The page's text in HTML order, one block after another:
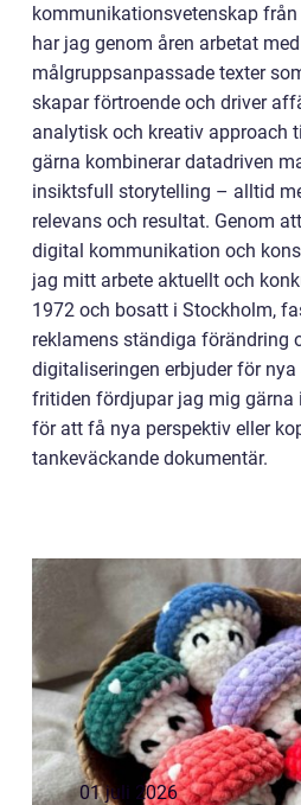
kommunikationsvetenskap
har jag genom åren arbetat
målgruppsanpassade texter
skapar förtroende och driver
analytisk och kreativ approach
gärna kombinerar datadriven
insiktsfull storytelling – alltid
relevans och resultat. Genom
digital kommunikation och
jag mitt arbete aktuellt och
1972 och bosatt i Stockholm,
reklamens ständiga förändring
digitaliseringen erbjuder för
fritiden fördjupar jag mig gärna
för att få nya perspektiv eller
tankeväckande dokumentär.
01 juli 2026